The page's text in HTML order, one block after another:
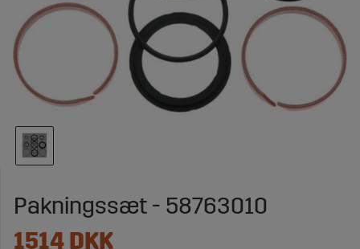
Pakningssæt - 58763010
1514DKK